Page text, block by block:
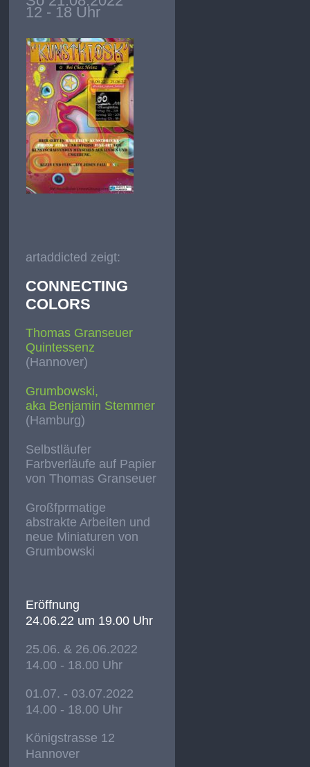
12 - 18 Uhr
artaddicted zeigt:
CONNECTING
COLORS
Thomas Granseuer
Quintessenz
(Hannover)
Grumbowski,
aka Benjamin Stemmer
(Hamburg)
Selbstläufer
Farbverläufe auf Papier
von Thomas Granseuer
Großfprmatige
abstrakte Arbeiten und
neue Miniaturen von
Grumbowski
Eröffnung
24.06.22 um 19.00 Uhr
25.06. & 26.06.2022
14.00 - 18.00 Uhr
01.07. - 03.07.2022
14.00 - 18.00 Uhr
Königstrasse 12
Hannover